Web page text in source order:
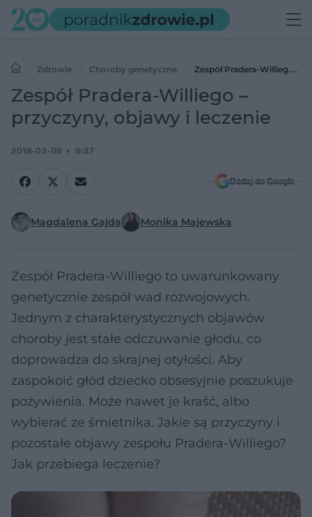
Zdrowie Choroby genetyczne
Zespół Pradera-Williego –
przyczyny, objawy i leczenie
Zespół Pradera-Williego –
przyczyny, objawy i leczenie
2018-02-09 9:37
Dodaj do Google
Magdalena Gajda Monika Majewska
Zespół Pradera-Williego to uwarunkowany
genetycznie zespół wad rozwojowych.
Jednym z charakterystycznych objawów
choroby jest stałe odczuwanie głodu, co
doprowadza do skrajnej otyłości. Aby
zaspokoić głód dziecko obsesyjnie poszukuje
pożywienia. Może nawet je kraść, albo
wybierać ze śmietnika. Jakie są przyczyny i
pozostałe objawy zespołu Pradera-Williego?
Jak przebiega leczenie?